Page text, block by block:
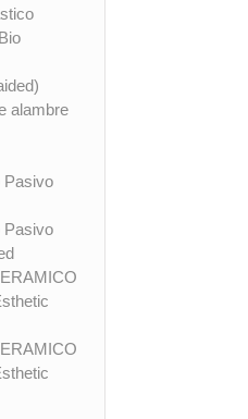
alambre
Pasivo
Pasivo